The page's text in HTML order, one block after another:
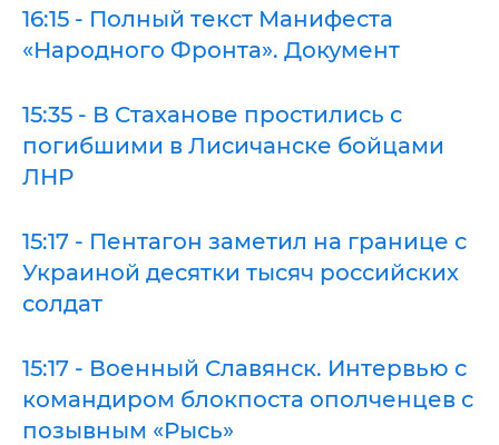
16:15 - Полный текст Манифеста
«Народного Фронта». Документ
15:35 - В Стаханове простились с
погибшими в Лисичанске бойцами
ЛНР
15:17 - Пентагон заметил на границе с
Украиной десятки тысяч российских
солдат
15:17 - Военный Славянск. Интервью с
командиром блокпоста ополченцев с
позывным «Рысь»